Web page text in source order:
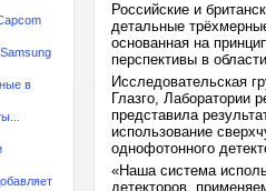
в
Российские и
детальные
основанная на
перспективы в
Исследовательская
Глазго, Лаборатории
представила
использование
однофотонного
«Наша система
детекторов,